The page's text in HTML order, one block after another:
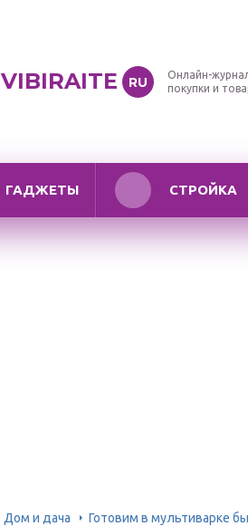
VIBIRAITE RU
Онлайн-
покупки и
ГАДЖЕТЫ СТРОЙКА
Дом и дача Готовим в мультиварке